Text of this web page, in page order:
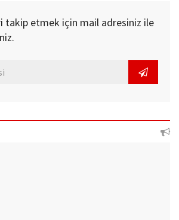
takip etmek için mail adresiniz ile